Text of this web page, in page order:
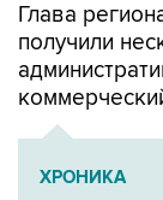
Глава
получили
ХРОНИКА